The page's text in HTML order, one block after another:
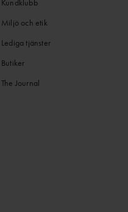
Kundklubb
Miljö och etik
Lediga tjänster
Butiker
The Journal